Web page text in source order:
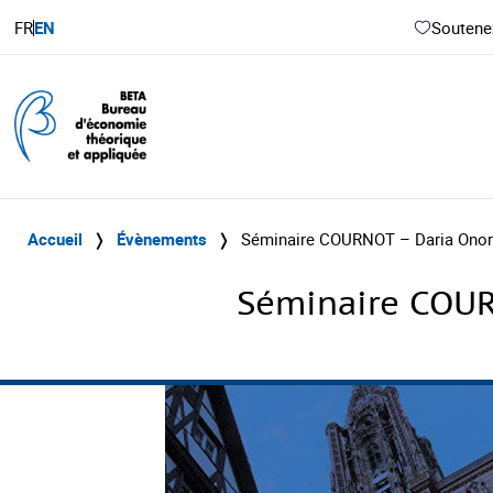
FREN
Accueil ❭ Évènements ❭ Séminaire COURNOT – Daria
Séminaire